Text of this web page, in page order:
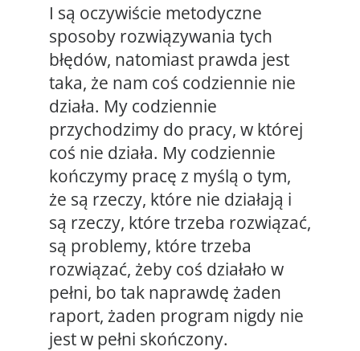
I są oczywiście metodyczne
sposoby rozwiązywania tych
błędów, natomiast prawda jest
taka, że nam coś codziennie nie
działa. My codziennie
przychodzimy do pracy, w której
coś nie działa. My codziennie
kończymy pracę z myślą o tym,
że są rzeczy, które nie działają i
są rzeczy, które trzeba rozwiązać,
są problemy, które trzeba
rozwiązać, żeby coś działało w
pełni, bo tak naprawdę żaden
raport, żaden program nigdy nie
jest w pełni skończony.